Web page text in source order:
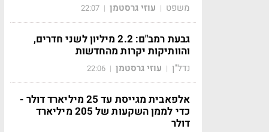
משפט | עוזי גרסטמן |
22:07
גבעת רמב"ם: 2.2 מיליון לשני חדרים,
והוותיקות יקרות מהחדשות
נדל"ן | עוזי גרסטמן |
22:06
אלפאבית מגייסת עד 25 מיליארד דולר -
כדי לממן השקעות של 205 מיליארד
דולר